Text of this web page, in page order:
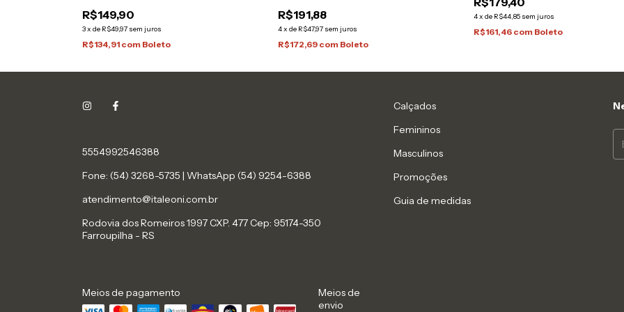
R$149,90
3x de R$49,97 sem juros
R$134,91 com Boleto
R$191,88
4x de R$47,97 sem juros
R$172,69 com Boleto
4x de R$44,85 sem juros
R$161,46 com Boleto
5554992546388
Fone: (54) 3268-5735 | WhatsApp (54) 9254-6388
atendimento@italeoni.com.br
Rodovia dos Romeiros 1997 CXP. 477 Cep: 95174-350
Farroupilha - RS
Calçados
Femininos
Masculinos
Promoções
Guia de medidas
Meios de pagamento
Meios de
envio